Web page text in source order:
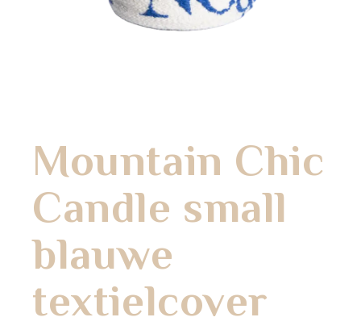
Mountain Chic
Candle small
blauwe
textielcover